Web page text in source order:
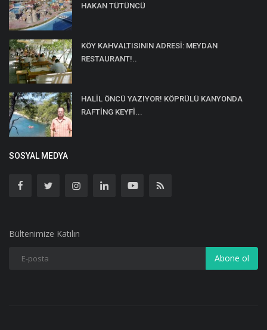
HAKAN TÜTÜNCÜ
KÖY KAHVALTISININ ADRESİ: MEYDAN
RESTAURANT!..
HALİL ÖNCÜ YAZIYOR! KÖPRÜLÜ KANYONDA
RAFTİNG KEYFİ...
SOSYAL MEDYA
Bültenimize Katılın
Abone ol